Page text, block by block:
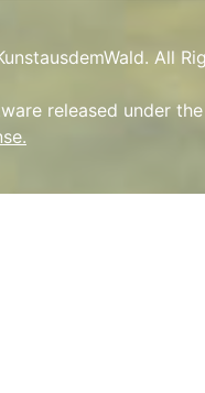
All
released under the